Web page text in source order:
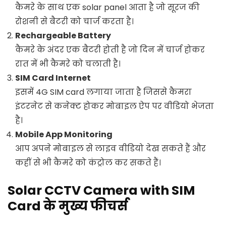
कैमरे के साथ एक solar panel आता है जो सूरज की
रोशनी से बैटरी को चार्ज करता है।
Rechargeable Battery
कैमरे के अंदर एक बैटरी होती है जो दिन में चार्ज होकर
रात में भी कैमरे को चलाती है।
SIM Card Internet
इसमें 4G SIM card लगाया जाता है जिससे कैमरा
इंटरनेट से कनेक्ट होकर मोबाइल ऐप पर वीडियो भेजता
है।
Mobile App Monitoring
आप अपने मोबाइल से लाइव वीडियो देख सकते हैं और
कहीं से भी कैमरे को कंट्रोल कर सकते हैं।
Solar CCTV Camera with SIM
Card के मुख्य फीचर्स